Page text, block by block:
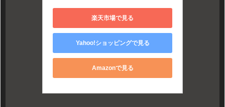
楽天市場で見る
Yahoo!ショッピングで見る
Amazonで見る